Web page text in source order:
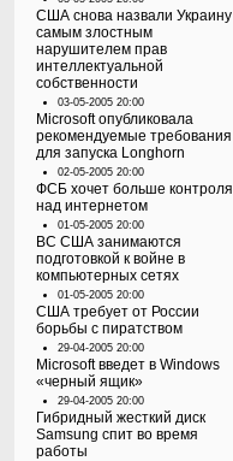
США снова назвали Украину
самым злостным
нарушителем прав
интеллектуальной
собственности
03-05-2005 20:00
Microsoft опубликовала
рекомендуемые требования
для запуска Longhorn
02-05-2005 20:00
ФСБ хочет больше контроля
над интернетом
01-05-2005 20:00
ВС США занимаются
подготовкой к войне в
компьютерных сетях
01-05-2005 20:00
США требует от России
борьбы с пиратством
29-04-2005 20:00
Microsoft введет в Windows
«черный ящик»
29-04-2005 20:00
Гибридный жесткий диск
Samsung спит во время
работы